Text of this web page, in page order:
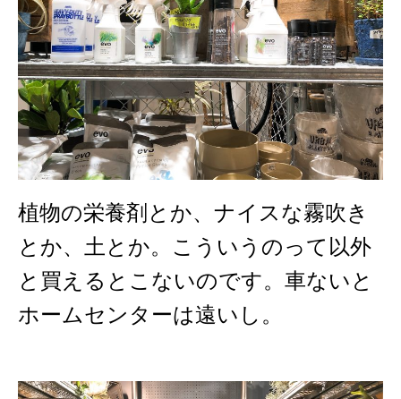
植物の栄養剤とか、ナイスな霧吹き
とか、土とか。こういうのって以外
と買えるとこないのです。車ないと
ホームセンターは遠いし。